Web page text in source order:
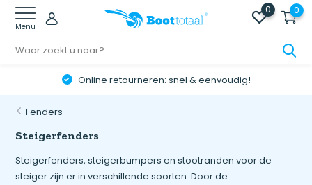
Menu
0 0
Online retourneren: snel & eenvoudig!
Fenders
Steigerfenders
Steigerfenders, steigerbumpers en stootranden voor de
steiger zijn er in verschillende soorten. Door de